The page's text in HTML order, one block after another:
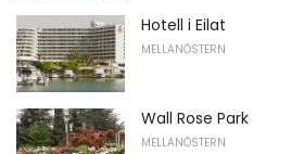
Hotell i Eilat
MELLANÖSTERN
Wall Rose Park
MELLANÖSTERN